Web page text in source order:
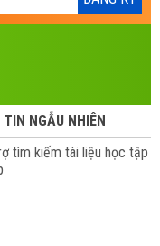
TIN NGẪU NHIÊN
tìm kiếm tài liệu học tập